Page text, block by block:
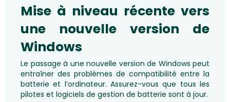
Mise à niveau récente vers
une nouvelle version de
Windows
Le passage à une nouvelle version de Windows peut
entraîner des problèmes de compatibilité entre la
batterie et l’ordinateur. Assurez-vous que tous les
pilotes et logiciels de gestion de batterie sont à jour.